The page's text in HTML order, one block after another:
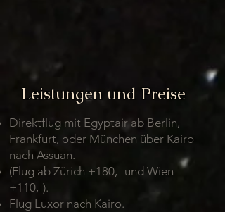
Leistungen und Preise
Direktflug mit Egyptair ab Berlin,
Frankfurt, oder München über Kairo
nach Assuan.
(Flug ab Zürich +180,- und Wien
+110,-).
Flug Luxor nach Kairo.